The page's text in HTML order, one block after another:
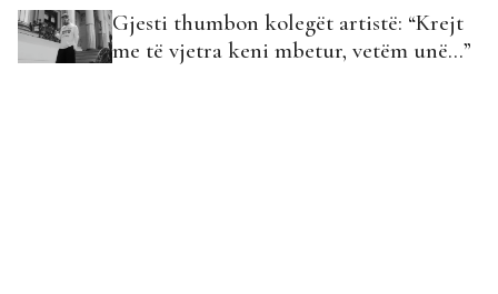
Gjesti thumbon kolegët artistë: “Krejt
me të vjetra keni mbetur, vetëm unë…”